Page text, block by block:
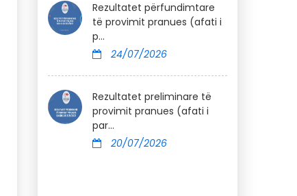
Rezultatet përfundimtare
të provimit pranues (afati i
p...
24/07/2026
Rezultatet preliminare të
provimit pranues (afati i
par...
20/07/2026